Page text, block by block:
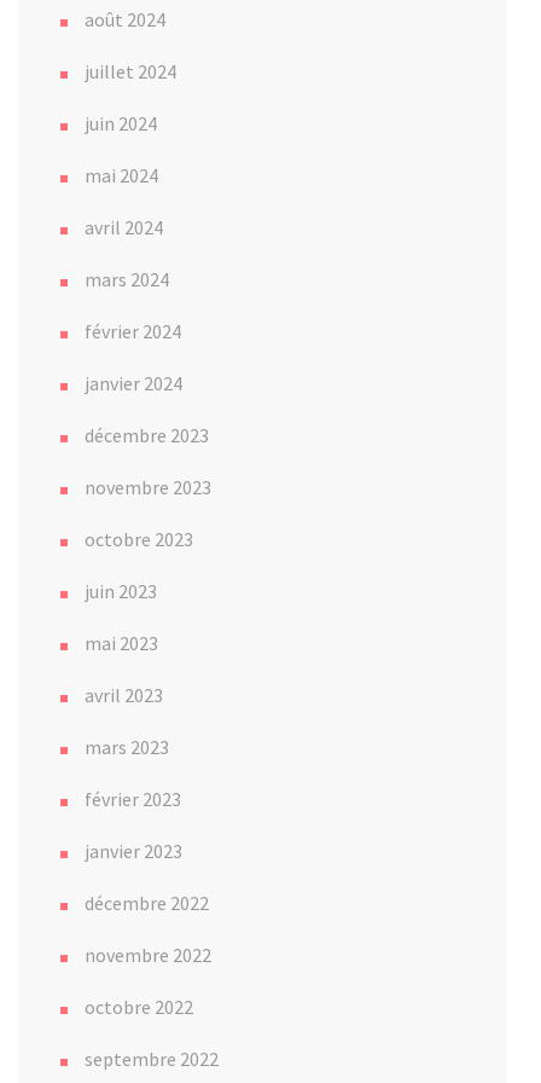
août 2024
juillet 2024
juin 2024
mai 2024
avril 2024
mars 2024
février 2024
janvier 2024
décembre 2023
novembre 2023
octobre 2023
juin 2023
mai 2023
avril 2023
mars 2023
février 2023
janvier 2023
décembre 2022
novembre 2022
octobre 2022
septembre 2022